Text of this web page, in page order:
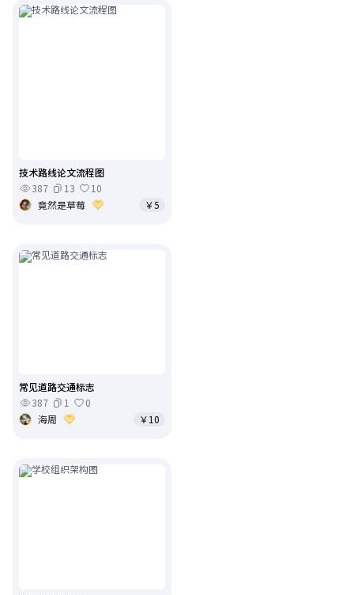
技术路线论文流程图
387
13
10
竟然是草莓
￥5
常见道路交通标志
387
1
0
海周
￥10